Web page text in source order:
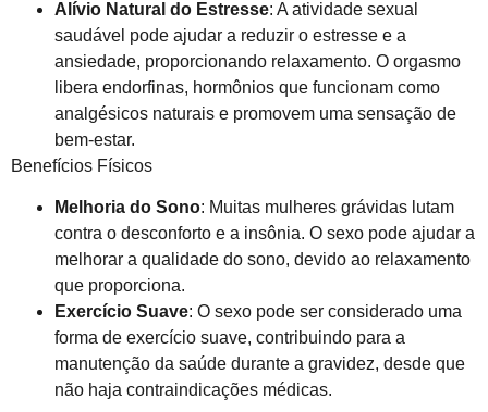
Alívio Natural do Estresse: A atividade sexual
saudável pode ajudar a reduzir o estresse e a
ansiedade, proporcionando relaxamento. O orgasmo
libera endorfinas, hormônios que funcionam como
analgésicos naturais e promovem uma sensação de
bem-estar.
Benefícios Físicos
Melhoria do Sono: Muitas mulheres grávidas lutam
contra o desconforto e a insônia. O sexo pode ajudar a
melhorar a qualidade do sono, devido ao relaxamento
que proporciona.
Exercício Suave: O sexo pode ser considerado uma
forma de exercício suave, contribuindo para a
manutenção da saúde durante a gravidez, desde que
não haja contraindicações médicas.